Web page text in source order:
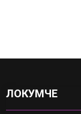
ЛОКУМЧЕ